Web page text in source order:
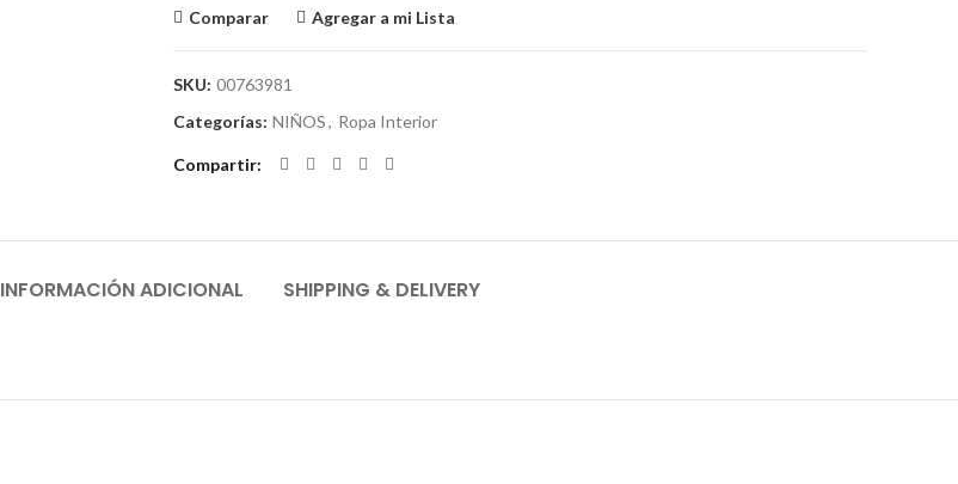
Comparar Agregar a mi Lista
SKU: 00763981
Categorías: NIÑOS, Ropa Interior
Compartir
INFORMACIÓN ADICIONAL SHIPPING & DELIVERY